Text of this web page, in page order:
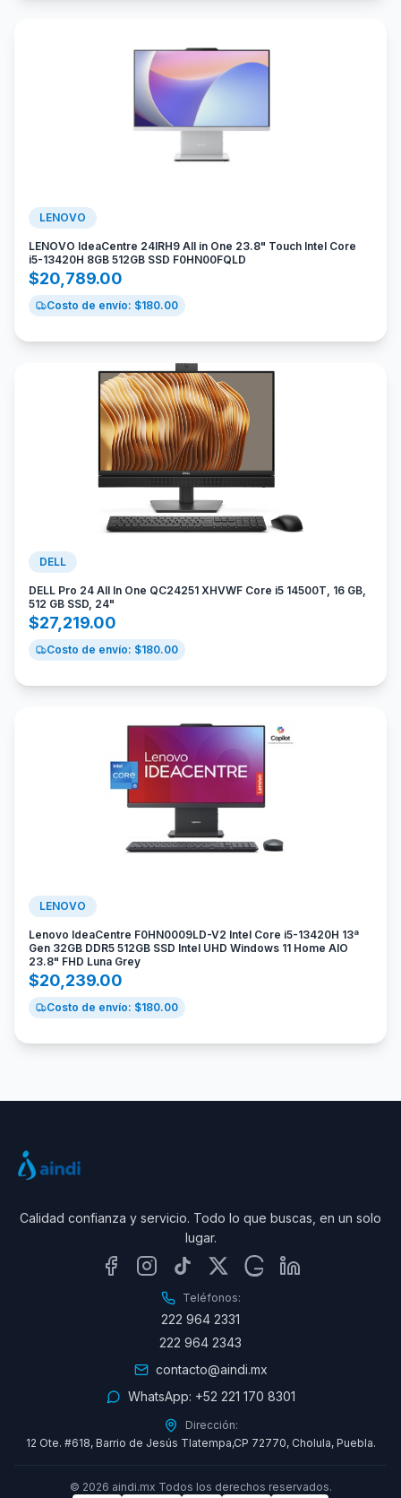
LENOVO
LENOVO IdeaCentre 24IRH9 All in One 23.8" Touch Intel Core
i5-13420H 8GB 512GB SSD F0HN00FQLD
$20,789.00
Costo de envío: $180.00
DELL
DELL Pro 24 All In One QC24251 XHVWF Core i5 14500T, 16 GB,
512 GB SSD, 24"
$27,219.00
Costo de envío: $180.00
LENOVO
Lenovo IdeaCentre F0HN0009LD-V2 Intel Core i5-13420H 13ª
Gen 32GB DDR5 512GB SSD Intel UHD Windows 11 Home AIO
23.8" FHD Luna Grey
$20,239.00
Costo de envío: $180.00
Calidad confianza y servicio. Todo lo que buscas, en un solo
lugar.
Teléfonos:
222 964 2331
222 964 2343
contacto@aindi.mx
WhatsApp: +52 221 170 8301
Dirección:
12 Ote. #618, Barrio de Jesús Tlatempa,CP 72770, Cholula, Puebla.
© 2026 aindi.mx Todos los derechos reservados.